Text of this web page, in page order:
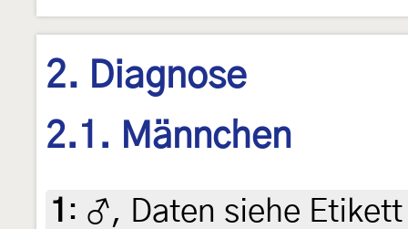
2. Diagnose
2.1. Männchen
1 : ♂, Daten siehe